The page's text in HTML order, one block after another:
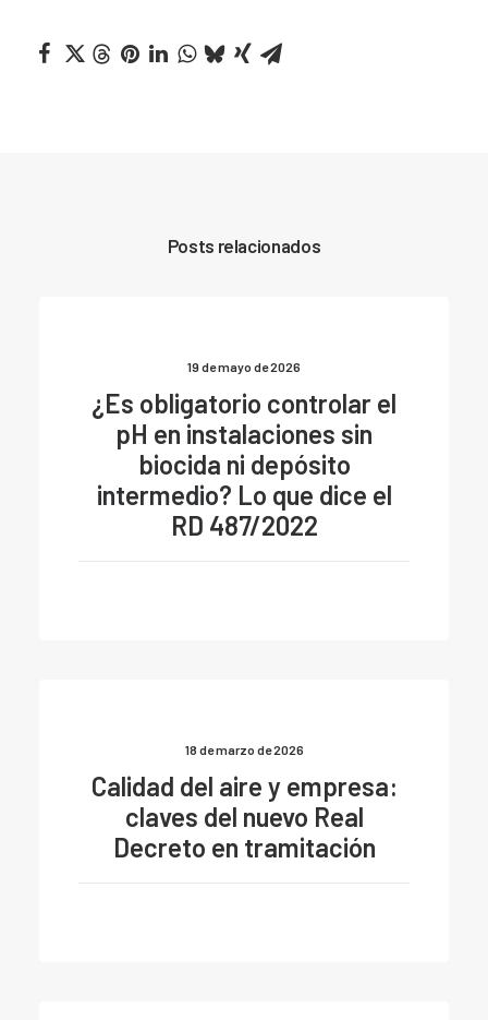
Posts relacionados
19 de mayo de 2026
¿Es obligatorio controlar el
pH en instalaciones sin
biocida ni depósito
intermedio? Lo que dice el
RD 487/2022
18 de marzo de 2026
Calidad del aire y empresa:
claves del nuevo Real
Decreto en tramitación